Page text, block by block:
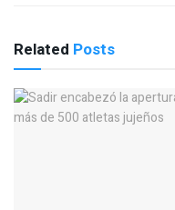
Related Posts